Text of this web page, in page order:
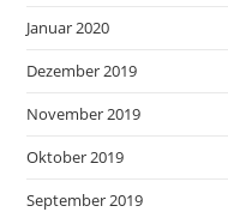
Januar 2020
Dezember 2019
November 2019
Oktober 2019
September 2019